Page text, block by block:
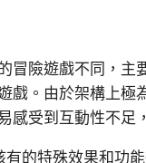
冒險遊戲不同，
戲。由於架構上
感受到互動性不足
的特殊效果和功